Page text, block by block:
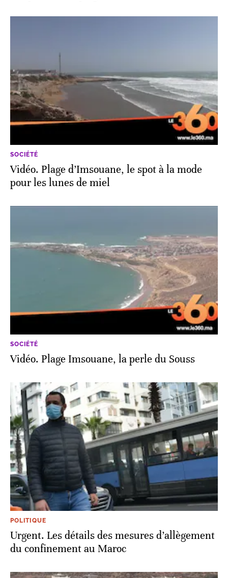
SOCIÉTÉ
Vidéo. Plage d’Imsouane, le spot à la mode
pour les lunes de miel
SOCIÉTÉ
Vidéo. Plage Imsouane, la perle du Souss
POLITIQUE
Urgent. Les détails des mesures d’allègement
du confinement au Maroc